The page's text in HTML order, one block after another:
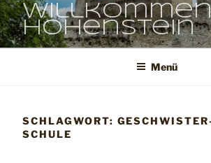
Hohenstein
Menü
SCHLAGWORT:
SCHULE